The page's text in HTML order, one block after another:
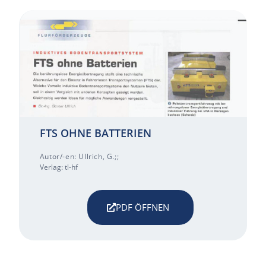
FTS OHNE BATTERIEN
Autor/-en: Ullrich, G.;;
Verlag: tl-hf
PDF ÖFFNEN